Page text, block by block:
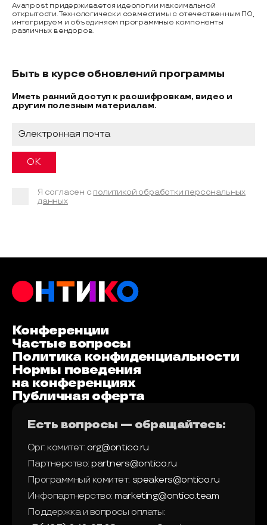
Avanpost придерживается идеологии максимальной
открытости. Технологически совместимы с отечественным ПО,
интегрируем и объединяем программные компоненты
различных вендоров.
Быть в курсе обновлений программы
Иметь ранний доступ к расшифровкам, видео и
другим полезным материалам.
Я согласен с политикой обработки персональных
данных
Конференции
Частые вопросы
Политика конфиденциальности
Нормы поведения
на конференциях
Публичная оферта
Есть вопросы — обращайтесь:
Орг. комитет: org@ontico.ru
Партнерство: partners@ontico.ru
Программный комитет: speakers@ontico.ru
Инфопартнерство: marketing@ontico.team
Поддержка и вопросы оплаты: